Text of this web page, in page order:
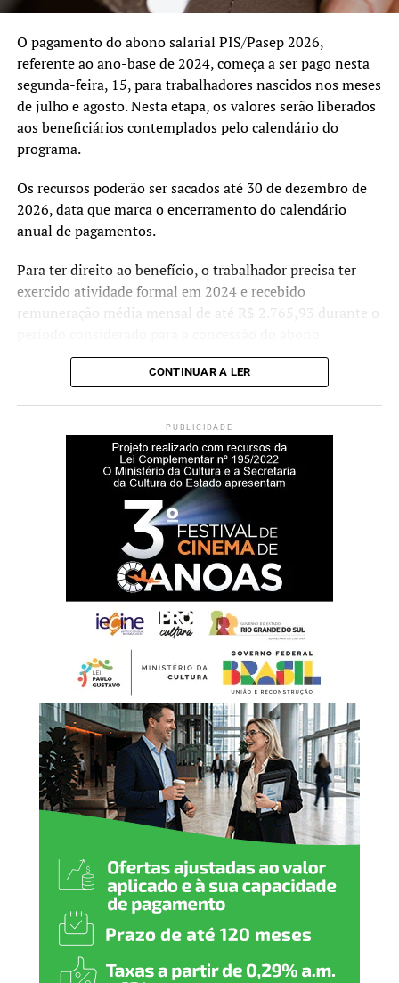
atualização tarifária segue os critérios previstos pela
envolvidos na prestação do serviço de fornecimento de
energia.
O pagamento do abono salarial PIS/Pasep 2026,
referente ao ano-base de 2024, começa a ser pago nesta
segunda-feira, 15, para trabalhadores nascidos nos meses
de julho e agosto. Nesta etapa, os valores serão liberados
aos beneficiários contemplados pelo calendário do
programa.
Os recursos poderão ser sacados até 30 de dezembro de
2026, data que marca o encerramento do calendário
anual de pagamentos.
Para ter direito ao benefício, o trabalhador precisa ter
exercido atividade formal em 2024 e recebido
remuneração média mensal de até R$ 2.765,93 durante o
As informações sobre o banco responsável pelo
pagamento, datas de liberação e valores disponíveis,
consultadas pelo aplicativoCarteira de Trabalho Digital
Gov.br.
Abono salarial 2026
De acordo com o Ministério do Trabalho e Emprego, a
expectativa é de que 26,9 milhões de trabalhadores
recebam o abono salarial em 2026. Ao todo, devem ser
destinados R$ 33,5 bilhões para o pagamento do
Neste ano, o calendário do PIS/Pasep passou a adotar
datas fixas. Os depósitos serão efetuados sempre no dia
15 do mês correspondente ao mês de nascimento do
trabalhador. Quando a data coincidir com fins de semana
ou feriados, a liberação ocorrerá no primeiro dia útil
seguinte.
O prazo para saque seguirá até o último dia útil bancário
do ano, conforme as regras estabelecidas pelo Banco
Central, que define a data-limite para retirada dos
CONTINUAR A LER
PUBLICIDADE